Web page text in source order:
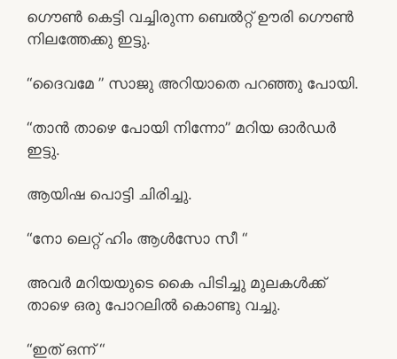
ഗൌണ്‍ കെട്ടി വച്ചിരുന്ന ബെല്‍റ്റ്‌ ഊരി ഗൌണ്‍
നിലത്തേക്കു ഇട്ടു.
“ദൈവമേ ” സാജു അറിയാതെ പറഞ്ഞു പോയി.
“താന്‍ താഴെ പോയി നിന്നോ” മറിയ ഓര്‍ഡര്‍
ഇട്ടു.
ആയിഷ പൊട്ടി ചിരിച്ചു.
“നോ ലെറ്റ്‌ ഹിം ആള്‍സോ സീ “
അവര്‍ മറിയയുടെ കൈ പിടിച്ചു മുലകള്‍ക്ക്
താഴെ ഒരു പോറലില്‍ കൊണ്ടു വച്ചു.
“ഇത് ഒന്ന് “